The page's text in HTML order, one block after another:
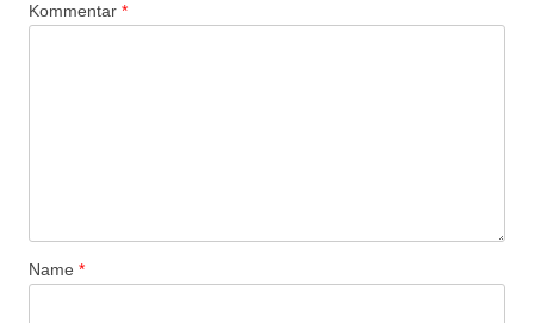
Kommentar *
Name *